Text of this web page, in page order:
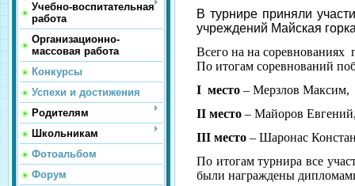
Учебно-воспитательная
работа
Организационно-
массовая работа
Конкурсы
Успехи и достижения
Родителям
Школьникам
Фотоальбом
Форум
В турнире приняли
учреждений Майская
Всего на на соревнованиях
По итогам соревнований
I место – Мерзлов
II место – Майоров
III место – Шаронас
По итогам турнира все
были награждены